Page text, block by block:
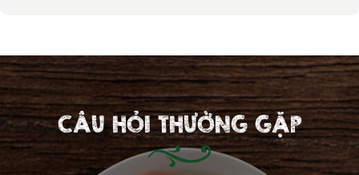
CÂU HỎI THƯỜNG GẶP